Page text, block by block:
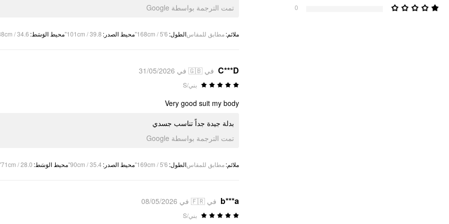
0
تمت الترجمة بواسطة Google
ملائم:مطابق للمقاسالطول:
168cm / 5'6" محيط الصدر:
101cm / 39.8" محيط الوَسَط:
/ 34.6"
C***D في 🇬🇧 في 31/05/2026
بني/S
Very good suit my body
بدلة جيدة جداً تناسب جسدي
تمت الترجمة بواسطة Google
ملائم:مطابق للمقاسالطول:
169cm / 5'6" محيط الصدر:
90cm / 35.4" محيط الوَسَط:
71cm / 28.0"
b***a في 🇫🇷 في 08/05/2026
بني/S